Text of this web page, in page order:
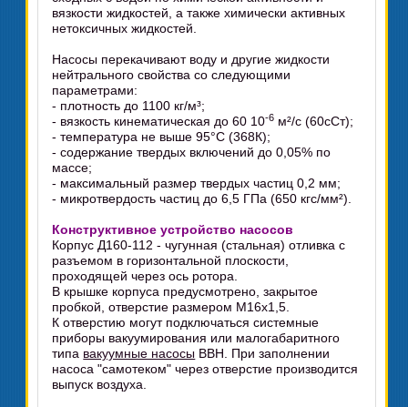
вязкости жидкостей, а также химически активных
нетоксичных жидкостей.
Насосы перекачивают воду и другие жидкости
нейтрального свойства со следующими
параметрами:
- плотность до 1100 кг/м³;
- вязкость кинематическая до 60 10-6 м²/с (60сСт);
- температура не выше 95°C (368К);
- содержание твердых включений до 0,05% по
массе;
- максимальный размер твердых частиц 0,2 мм;
- микротвердость частиц до 6,5 ГПа (650 кгс/мм²).
Конструктивное устройство насосов
Корпус Д160-112 - чугунная (стальная) отливка с
разъемом в горизонтальной плоскости,
проходящей через ось ротора.
В крышке корпуса предусмотрено, закрытое
пробкой, отверстие размером М16х1,5.
К отверстию могут подключаться системные
приборы вакуумирования или малогабаритного
типа вакуумные насосы ВВН. При заполнении
насоса "самотеком" через отверстие производится
выпуск воздуха.